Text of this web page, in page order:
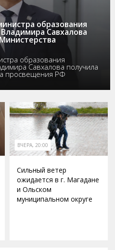
образования
Савхалова
образования
Савхалова получила
просвещения РФ
ВЧЕРА, 20:00
Сильный ветер
ожидается в г. Магадане
и Ольском
муниципальном округе